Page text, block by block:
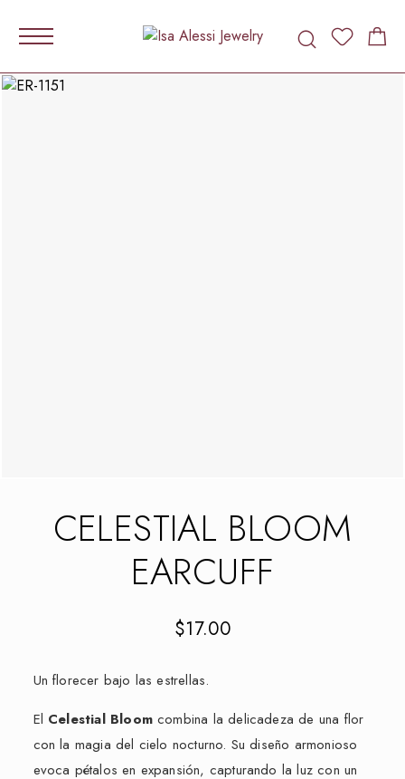
CELESTIAL BLOOM
EARCUFF
$17.00
Un florecer bajo las estrellas.
El Celestial Bloomcombina la delicadeza de una flor
con la magia del cielo nocturno. Su diseño armonioso
evoca pétalos en expansión, capturando la luz con un